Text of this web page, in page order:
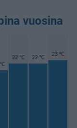
vuosina
℃
22 ℃ 22 ℃
23 ℃